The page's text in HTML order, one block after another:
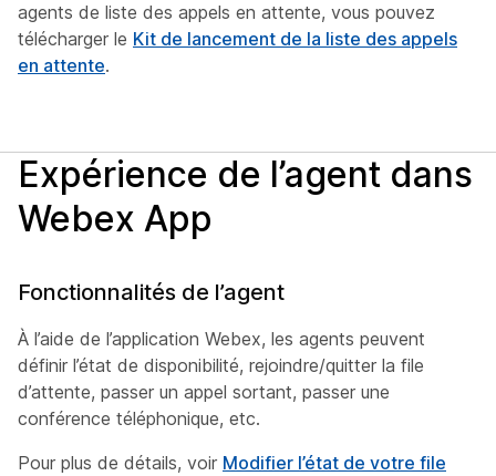
agents de liste des appels en attente, vous pouvez
télécharger le Kit de lancement de la liste des appels
en attente.
Expérience de l’agent dans
Webex App
Fonctionnalités de l’agent
À l’aide de l’application Webex, les agents peuvent
définir l’état de disponibilité, rejoindre/quitter la file
d’attente, passer un appel sortant, passer une
conférence téléphonique, etc.
Pour plus de détails, voir Modifier l’état de votre file